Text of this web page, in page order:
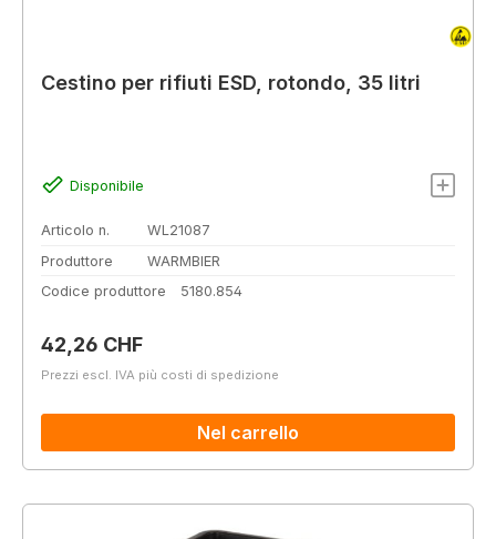
Cestino per rifiuti ESD, rotondo, 35 litri
Disponibile
Articolo n.
WL21087
Produttore
WARMBIER
Codice produttore
5180.854
Prezzo normale:
42,26 CHF
Prezzi escl. IVA più costi di spedizione
Nel carrello